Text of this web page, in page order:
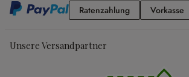
RatenzahlungRatenzahlung
Vorkasse
Unsere Versandpartner